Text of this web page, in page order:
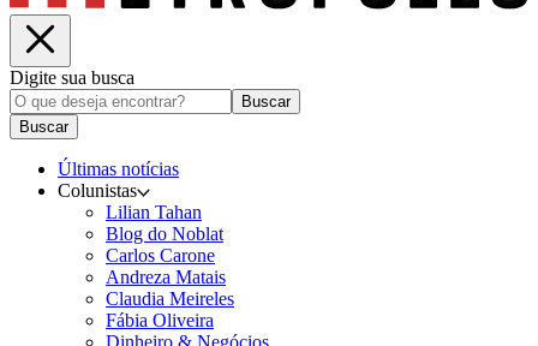
Digite sua busca
Buscar
Buscar
Últimas notícias
Colunistas
Lilian Tahan
Blog do Noblat
Carlos Carone
Andreza Matais
Claudia Meireles
Fábia Oliveira
Dinheiro & Negócios